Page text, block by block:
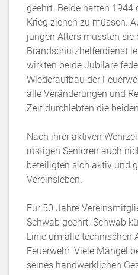
geehrt. Beide hatten 1944
Krieg ziehen zu müssen.
jungen Alters mussten sie
Brandschutzhelferdienst
wirkten beide Jubilare
Wiederaufbau der
alle Veränderungen und
Zeit durchlebten die
Nach ihrer aktiven
rüstigen Senioren auch
beteiligten sich aktiv und
Vereinsleben.
Für 50 Jahre
Schwab geehrt. Schwab
Linie um alle technischen
Feuerwehr. Viele Mängel
seines handwerklichen